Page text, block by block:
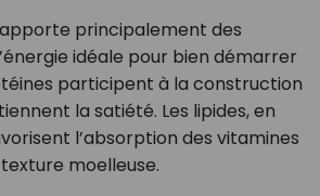
principalement des
idéale pour bien démarrer
participent à la construction
la satiété. Les lipides, en
l’absorption des vitamines
moelleuse.